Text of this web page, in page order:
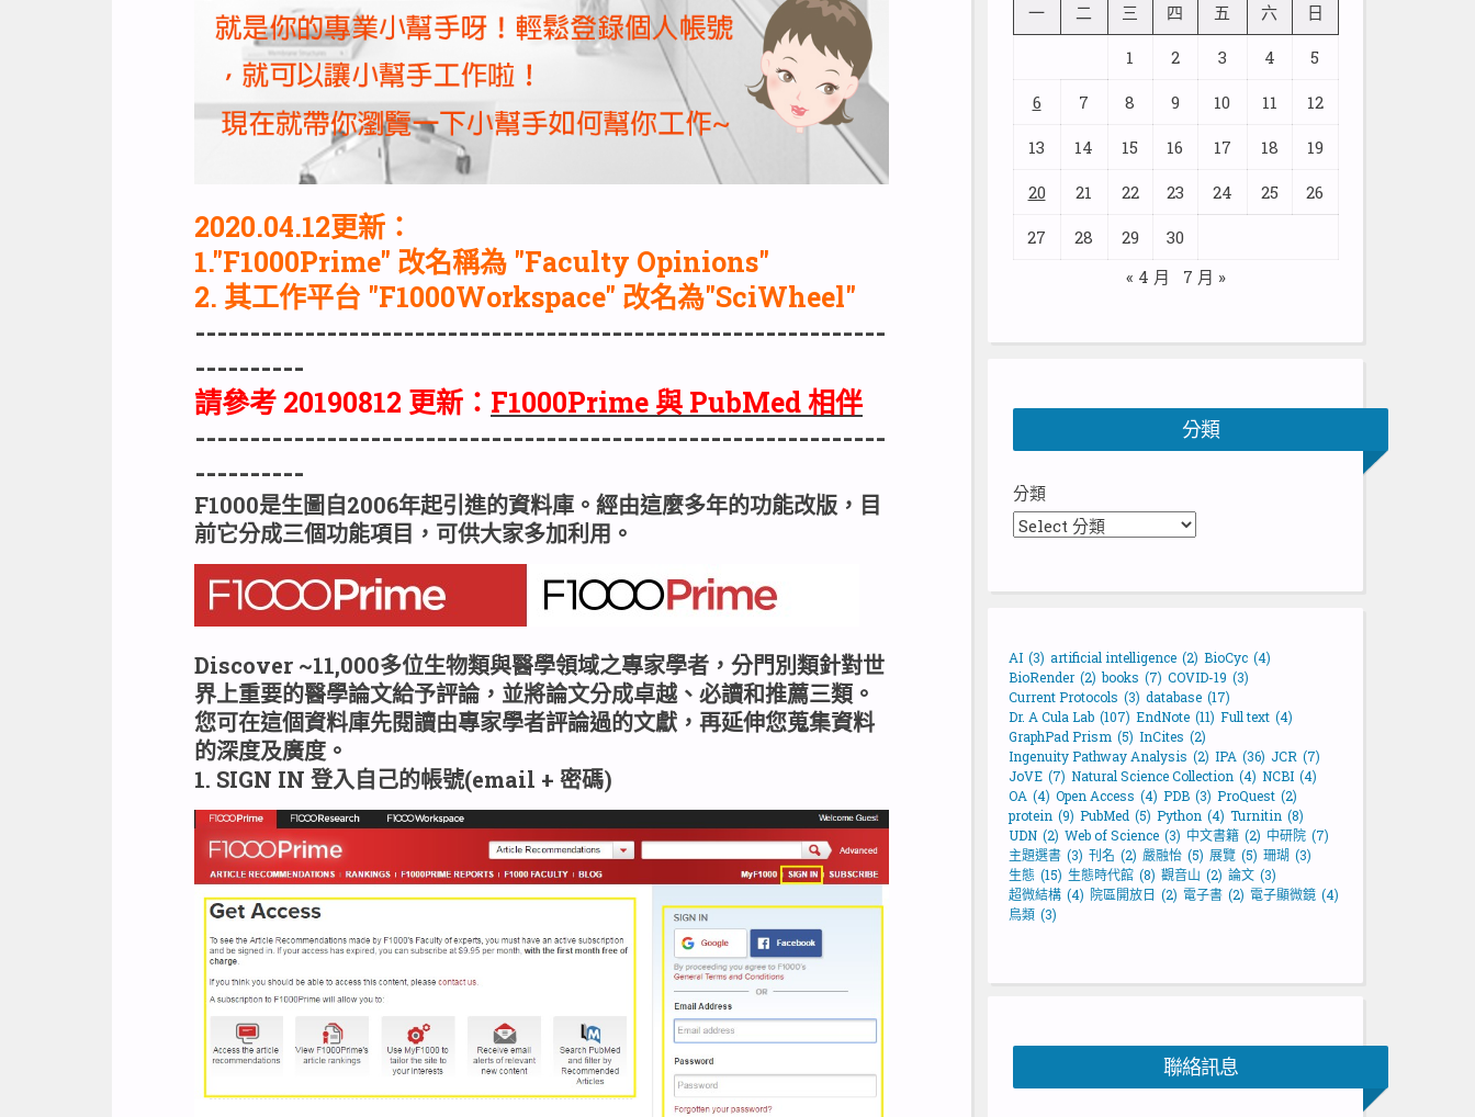
2020.04.12更新：
1."F1000Prime" 改名稱為 "Faculty Opinions"
2. 其工作平台 "F1000Workspace" 改名為"SciWheel"
---------------------------------------------------------------
----------
請參考 20190812 更新： F1000Prime 與 PubMed 相伴
---------------------------------------------------------------
----------
F1000是生圖自2006年起引進的資料庫。經由這麼多年的功能改版，目
前它分成三個功能項目，可供大家多加利用。
Discover ~11,000多位生物類與醫學領域之專家學者，分門別類針對世
界上重要的醫學論文給予評論，並將論文分成卓越、必讀和推薦三類。
您可在這個資料庫先閱讀由專家學者評論過的文獻，再延伸您蒐集資料
的深度及廣度。
1. SIGN IN 登入自己的帳號(email + 密碼)
一 二 三 四 五 六 日
1 2 3 4 5
6 7 8 9 10 11 12
13 14 15 16 17 18 19
20 21 22 23 24 25 26
27 28 29
30
« 4 月
7 月 »
分類
分類
AI (3) artificial intelligence (2) BioCyc (4)
BioRender (2) books (7) COVID-19 (3)
Current Protocols (3) database (17)
Dr. A Cula Lab (107) EndNote (11) Full text (4)
GraphPad Prism (5) InCites (2)
Ingenuity Pathway Analysis (2) IPA (36) JCR (7)
JoVE (7) Natural Science Collection (4) NCBI (4)
OA (4) Open Access (4) PDB (3) ProQuest (2)
protein (9) PubMed (5) Python (4) Turnitin (8)
UDN (2) Web of Science (3) 中文書籍 (2) 中研院 (7)
主題選書 (3) 刊名 (2) 嚴融怡 (5) 展覽 (5) 珊瑚 (3)
生態 (15) 生態時代館 (8) 觀音山 (2) 論文 (3)
超微結構 (4) 院區開放日 (2) 電子書 (2) 電子顯微鏡 (4)
鳥類 (3)
聯絡訊息